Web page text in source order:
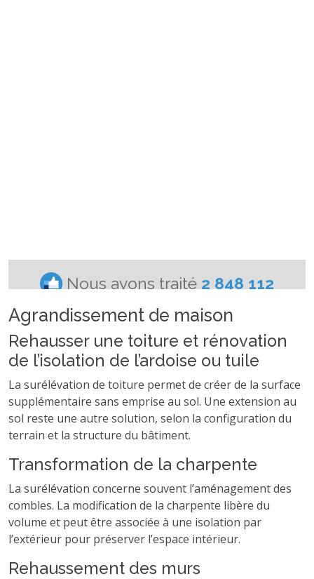
Agrandissement de maison
Rehausser une toiture et rénovation
de l’isolation de l’ardoise ou tuile
La surélévation de toiture permet de créer de la surface
supplémentaire sans emprise au sol. Une extension au
sol reste une autre solution, selon la configuration du
terrain et la structure du bâtiment.
Transformation de la charpente
La surélévation concerne souvent l’aménagement des
combles. La modification de la charpente libère du
volume et peut être associée à une isolation par
l’extérieur pour préserver l’espace intérieur.
Rehaussement des murs